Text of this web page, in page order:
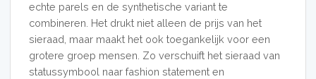
echte parels en de synthetische variant te
combineren. Het drukt niet alleen de prijs van het
sieraad, maar maakt het ook toegankelijk voor een
grotere groep mensen. Zo verschuift het sieraad van
statussymbool naar fashion statement en